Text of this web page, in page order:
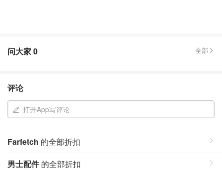
问大家0 全部
评论
打开App写评论
Farfetch 的全部折扣
男士配件的全部折扣